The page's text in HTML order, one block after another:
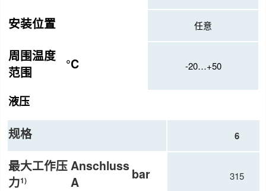
安装位置 任意
周围温度
范围
°C -20…+50
液压
规格 6
最大工作压
力1)
Anschluss
A
bar 315